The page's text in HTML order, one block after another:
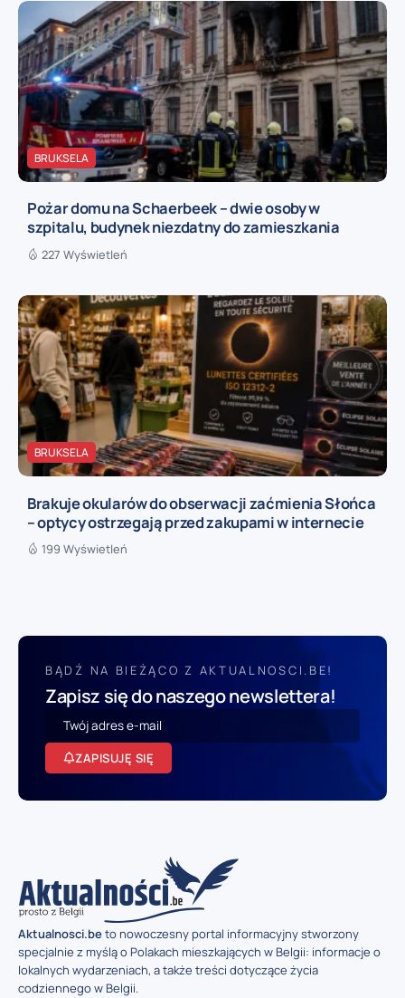
BRUKSELA
Pożar domu na Schaerbeek – dwie osoby w
szpitalu, budynek niezdatny do zamieszkania
227 Wyświetleń
BRUKSELA
Brakuje okularów do obserwacji zaćmienia Słońca
– optycy ostrzegają przed zakupami w internecie
199 Wyświetleń
BĄDŹ NA BIEŻĄCO Z AKTUALNOSCI.BE!
Zapisz się do naszego newslettera!
ZAPISUJĘ SIĘ
Aktualnosci.beto nowoczesny portal informacyjny stworzony
specjalnie z myślą o Polakach mieszkających w Belgii: informacje o
lokalnych wydarzeniach, a także treści dotyczące życia
codziennego w Belgii.